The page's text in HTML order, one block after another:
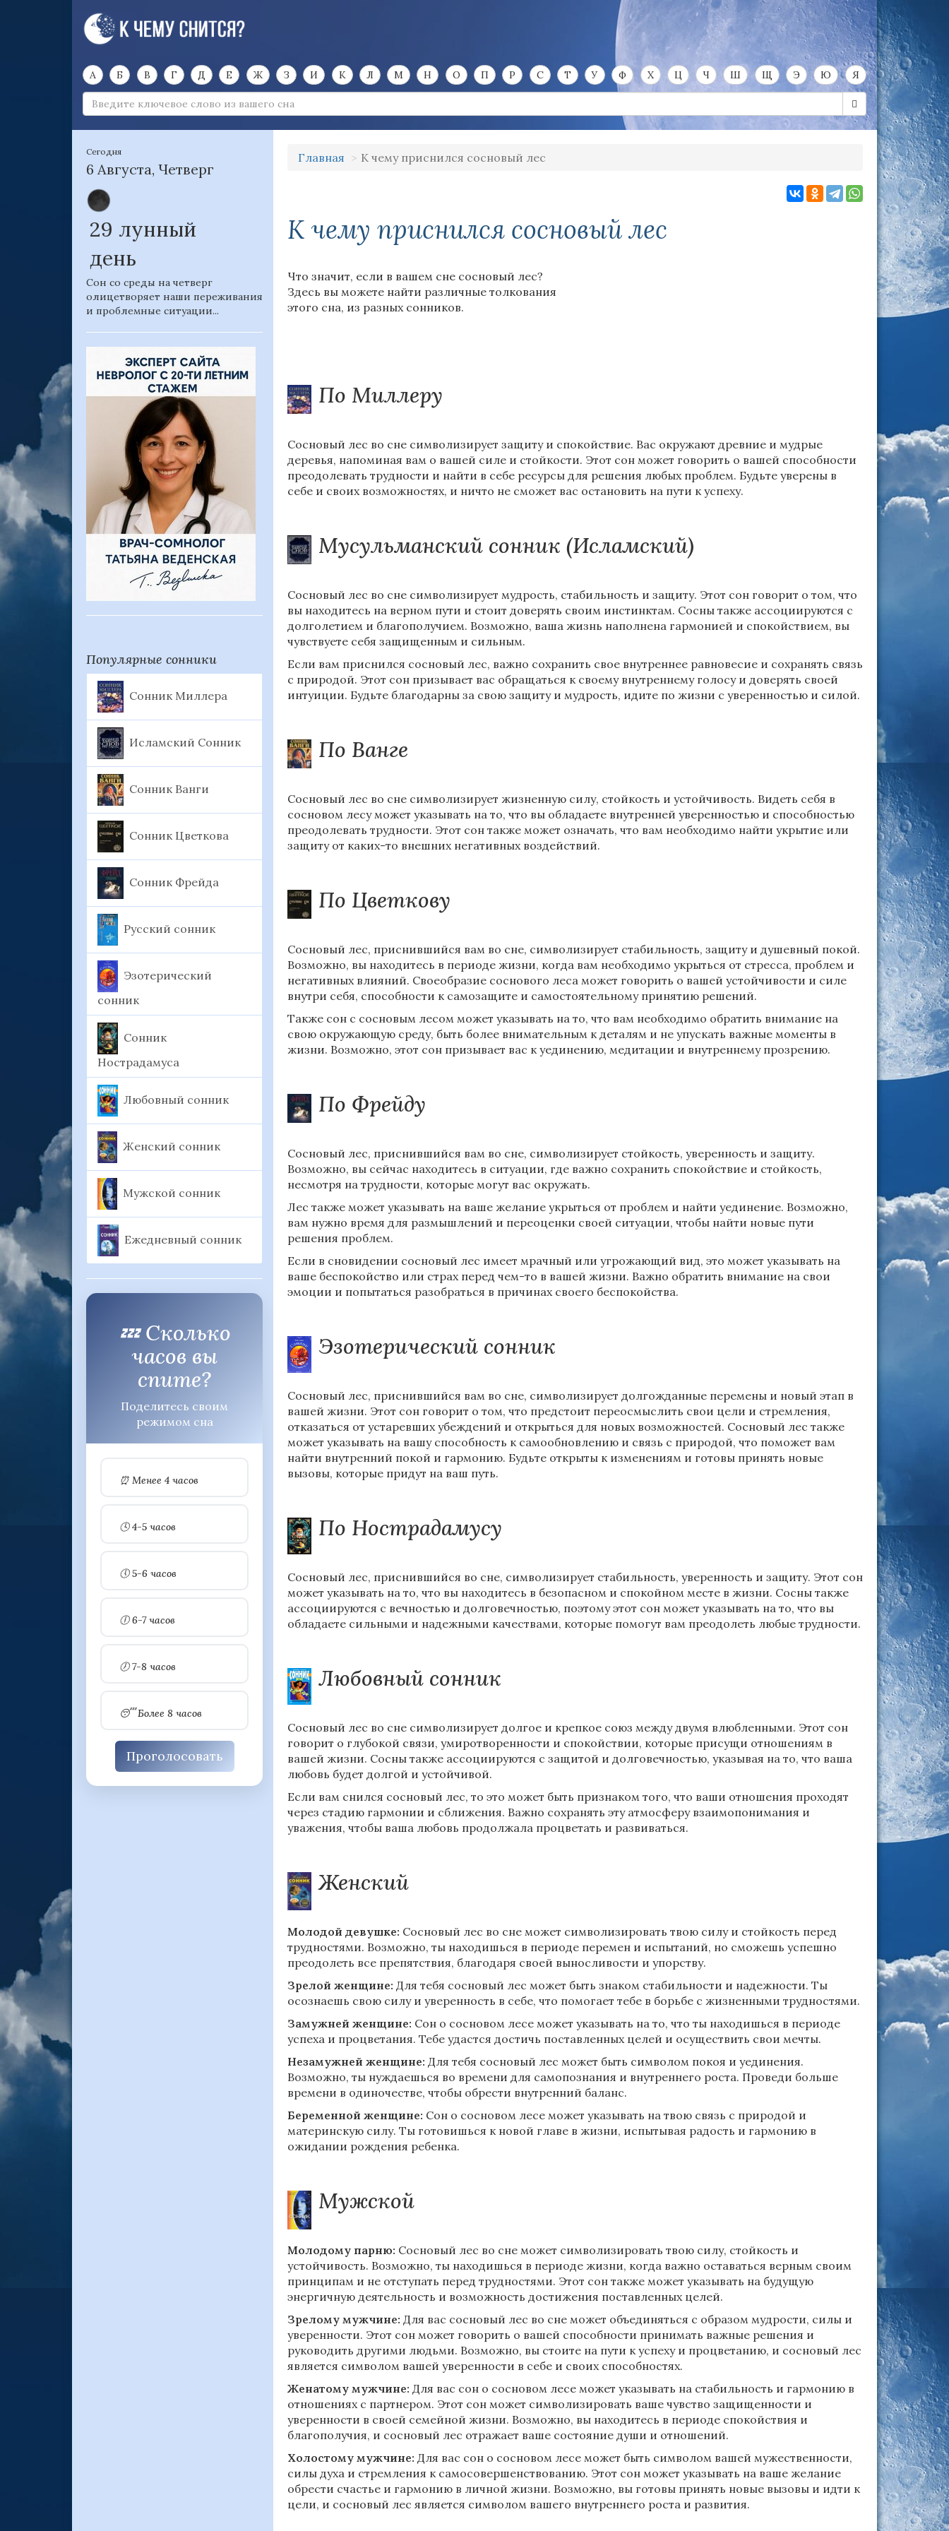
А Б В Г Д Е Ж З И К Л М Н О П Р С Т У Ф Х Ц Ч Ш Щ Э Ю Я
Сегодня
6 Августа, Четверг
29 лунный
день
Сон со среды на четверг
олицетворяет наши переживания
и проблемные ситуации...
Популярные сонники
Сонник Миллера
Исламский Сонник
Сонник Ванги
Сонник Цветкова
Сонник Фрейда
Русский сонник
Эзотерический
сонник
Сонник
Нострадамуса
Любовный сонник
Женский сонник
Мужской сонник
Ежедневный сонник
💤 Сколько
часов вы
спите?
Поделитесь своим
режимом сна
⏰ Менее 4 часов
🕓 4-5 часов
🕔 5-6 часов
🕕 6-7 часов
🕖 7-8 часов
😴 Более 8 часов
Проголосовать
Главная К чему приснился сосновый лес
К чему приснился сосновый лес
Что значит, если в вашем сне сосновый лес?
Здесь вы можете найти различные толкования
этого сна, из разных сонников.
По Миллеру
Сосновый лес во сне символизирует защиту и спокойствие. Вас окружают древние и мудрые
деревья, напоминая вам о вашей силе и стойкости. Этот сон может говорить о вашей способности
преодолевать трудности и найти в себе ресурсы для решения любых проблем. Будьте уверены в
себе и своих возможностях, и ничто не сможет вас остановить на пути к успеху.
Мусульманский сонник (Исламский)
Сосновый лес во сне символизирует мудрость, стабильность и защиту. Этот сон говорит о том, что
вы находитесь на верном пути и стоит доверять своим инстинктам. Сосны также ассоциируются с
долголетием и благополучием. Возможно, ваша жизнь наполнена гармонией и спокойствием, вы
чувствуете себя защищенным и сильным.
Если вам приснился сосновый лес, важно сохранить свое внутреннее равновесие и сохранять связь
с природой. Этот сон призывает вас обращаться к своему внутреннему голосу и доверять своей
интуиции. Будьте благодарны за свою защиту и мудрость, идите по жизни с уверенностью и силой.
По Ванге
Сосновый лес во сне символизирует жизненную силу, стойкость и устойчивость. Видеть себя в
сосновом лесу может указывать на то, что вы обладаете внутренней уверенностью и способностью
преодолевать трудности. Этот сон также может означать, что вам необходимо найти укрытие или
защиту от каких-то внешних негативных воздействий.
По Цветкову
Сосновый лес, приснившийся вам во сне, символизирует стабильность, защиту и душевный покой.
Возможно, вы находитесь в периоде жизни, когда вам необходимо укрыться от стресса, проблем и
негативных влияний. Своеобразие соснового леса может говорить о вашей устойчивости и силе
внутри себя, способности к самозащите и самостоятельному принятию решений.
Также сон с сосновым лесом может указывать на то, что вам необходимо обратить внимание на
свою окружающую среду, быть более внимательным к деталям и не упускать важные моменты в
жизни. Возможно, этот сон призывает вас к уединению, медитации и внутреннему прозрению.
По Фрейду
Сосновый лес, приснившийся вам во сне, символизирует стойкость, уверенность и защиту.
Возможно, вы сейчас находитесь в ситуации, где важно сохранить спокойствие и стойкость,
несмотря на трудности, которые могут вас окружать.
Лес также может указывать на ваше желание укрыться от проблем и найти уединение. Возможно,
вам нужно время для размышлений и переоценки своей ситуации, чтобы найти новые пути
решения проблем.
Если в сновидении сосновый лес имеет мрачный или угрожающий вид, это может указывать на
ваше беспокойство или страх перед чем-то в вашей жизни. Важно обратить внимание на свои
эмоции и попытаться разобраться в причинах своего беспокойства.
Эзотерический сонник
Сосновый лес, приснившийся вам во сне, символизирует долгожданные перемены и новый этап в
вашей жизни. Этот сон говорит о том, что предстоит переосмыслить свои цели и стремления,
отказаться от устаревших убеждений и открыться для новых возможностей. Сосновый лес также
может указывать на вашу способность к самообновлению и связь с природой, что поможет вам
найти внутренний покой и гармонию. Будьте открыты к изменениям и готовы принять новые
вызовы, которые придут на ваш путь.
По Нострадамусу
Сосновый лес, приснившийся во сне, символизирует стабильность, уверенность и защиту. Этот сон
может указывать на то, что вы находитесь в безопасном и спокойном месте в жизни. Сосны также
ассоциируются с вечностью и долговечностью, поэтому этот сон может указывать на то, что вы
обладаете сильными и надежными качествами, которые помогут вам преодолеть любые трудности.
Любовный сонник
Сосновый лес во сне символизирует долгое и крепкое союз между двумя влюбленными. Этот сон
говорит о глубокой связи, умиротворенности и спокойствии, которые присущи отношениям в
вашей жизни. Сосны также ассоциируются с защитой и долговечностью, указывая на то, что ваша
любовь будет долгой и устойчивой.
Если вам снился сосновый лес, то это может быть признаком того, что ваши отношения проходят
через стадию гармонии и сближения. Важно сохранять эту атмосферу взаимопонимания и
уважения, чтобы ваша любовь продолжала процветать и развиваться.
Женский
Молодой девушке: Сосновый лес во сне может символизировать твою силу и стойкость перед
трудностями. Возможно, ты находишься в периоде перемен и испытаний, но сможешь успешно
преодолеть все препятствия, благодаря своей выносливости и упорству.
Зрелой женщине: Для тебя сосновый лес может быть знаком стабильности и надежности. Ты
осознаешь свою силу и уверенность в себе, что помогает тебе в борьбе с жизненными трудностями.
Замужней женщине: Сон о сосновом лесе может указывать на то, что ты находишься в периоде
успеха и процветания. Тебе удастся достичь поставленных целей и осуществить свои мечты.
Незамужней женщине: Для тебя сосновый лес может быть символом покоя и уединения.
Возможно, ты нуждаешься во времени для самопознания и внутреннего роста. Проведи больше
времени в одиночестве, чтобы обрести внутренний баланс.
Беременной женщине: Сон о сосновом лесе может указывать на твою связь с природой и
материнскую силу. Ты готовишься к новой главе в жизни, испытывая радость и гармонию в
ожидании рождения ребенка.
Мужской
Молодому парню: Сосновый лес во сне может символизировать твою силу, стойкость и
устойчивость. Возможно, ты находишься в периоде жизни, когда важно оставаться верным своим
принципам и не отступать перед трудностями. Этот сон также может указывать на будущую
энергичную деятельность и возможность достижения поставленных целей.
Зрелому мужчине: Для вас сосновый лес во сне может объединяться с образом мудрости, силы и
уверенности. Этот сон может говорить о вашей способности принимать важные решения и
руководить другими людьми. Возможно, вы стоите на пути к успеху и процветанию, и сосновый лес
является символом вашей уверенности в себе и своих способностях.
Женатому мужчине: Для вас сон о сосновом лесе может указывать на стабильность и гармонию в
отношениях с партнером. Этот сон может символизировать ваше чувство защищенности и
уверенности в своей семейной жизни. Возможно, вы находитесь в периоде спокойствия и
благополучия, и сосновый лес отражает ваше состояние души и отношений.
Холостому мужчине: Для вас сон о сосновом лесе может быть символом вашей мужественности,
силы духа и стремления к самосовершенствованию. Этот сон может указывать на ваше желание
обрести счастье и гармонию в личной жизни. Возможно, вы готовы принять новые вызовы и идти к
цели, и сосновый лес является символом вашего внутреннего роста и развития.